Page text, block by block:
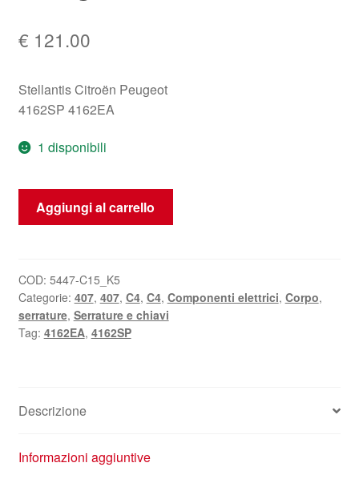
€ 121.00
Stellantis Citroën Peugeot
4162SP 4162EA
1 disponibili
Blocchetto
della
porta
e
2
Peugeot
quantità
Aggiungi al carrello
COD: 5447-C15_K5
Categorie: 407, 407, C4, C4, Componenti elettrici, Corpo,
serrature, Serrature e chiavi
Tag: 4162EA, 4162SP
Descrizione
Informazioni aggiuntive